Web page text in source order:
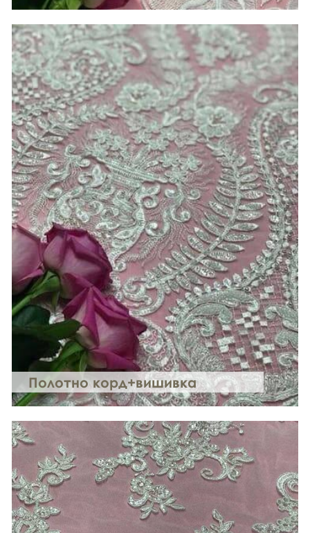
Полотно корд+вишивка